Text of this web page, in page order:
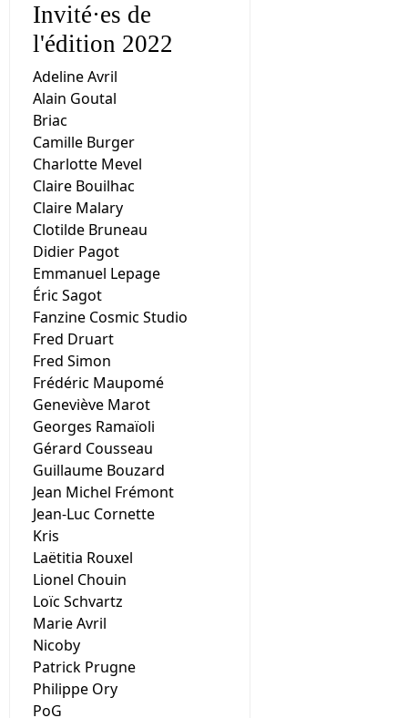
Invité·es de
l'édition 2022
Adeline Avril
Alain Goutal
Briac
Camille Burger
Charlotte Mevel
Claire Bouilhac
Claire Malary
Clotilde Bruneau
Didier Pagot
Emmanuel Lepage
Éric Sagot
Fanzine Cosmic Studio
Fred Druart
Fred Simon
Frédéric Maupomé
Geneviève Marot
Georges Ramaïoli
Gérard Cousseau
Guillaume Bouzard
Jean Michel Frémont
Jean-Luc Cornette
Kris
Laëtitia Rouxel
Lionel Chouin
Loïc Schvartz
Marie Avril
Nicoby
Patrick Prugne
Philippe Ory
PoG